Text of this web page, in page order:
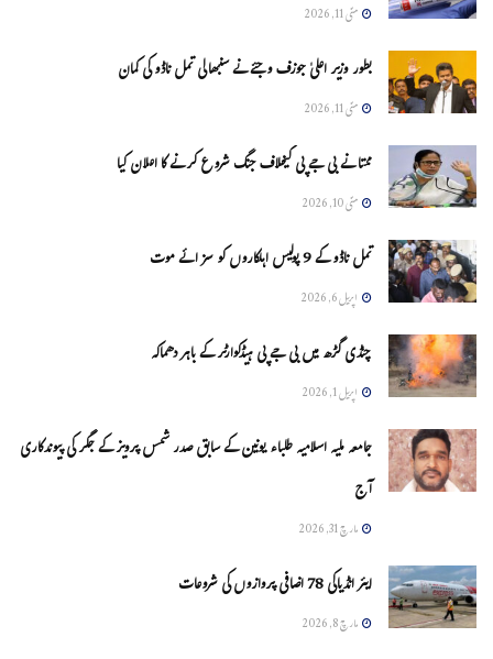
مئی 11, 2026
بطور وزیر اعلیٰ جوزف وجئے نے سنبھالی تمل ناڈو کی کمان
مئی 11, 2026
ممتا نے بی جے پی کیخلاف جنگ شروع کرنے کا اعلان کیا
مئی 10, 2026
تمل ناڈو کے 9 پولیس اہلکاروں کو سزائے موت
اپریل 6, 2026
چنڈی گڑھ میں بی جے پی ہیڈکوارٹر کے باہر دھماکہ
اپریل 1, 2026
جامعہ ملیہ اسلامیہ طلباء یونین کے سابق صدر شمس پرویز کے جگر کی پیوندکاری
آج
مارچ 31, 2026
ایئر انڈیاکی 78 اضافی پروازوں کی شروعات
مارچ 8, 2026